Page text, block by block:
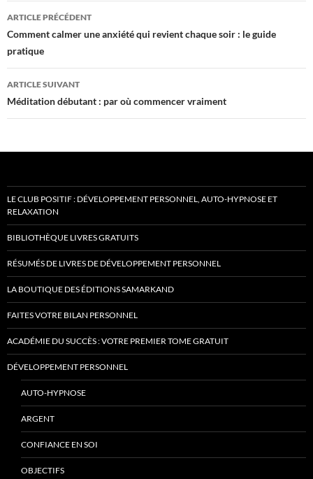
Navigation
des
articles
ARTICLE PRÉCÉDENT
Comment calmer une anxiété qui revient chaque soir : le guide
pratique
ARTICLE SUIVANT
Méditation débutant : par où commencer vraiment
LE CLUB POSITIF : DÉVELOPPEMENT PERSONNEL, AUTO-HYPNOSE ET
RELAXATION
BIBLIOTHÈQUE LIVRES GRATUITS
RÉSUMÉS DE LIVRES DE DÉVELOPPEMENT PERSONNEL
LA BOUTIQUE DES ÉDITIONS SAMARKAND
FAITES VOTRE BILAN PERSONNEL
ACADÉMIE DU SUCCÈS : VOTRE PREMIER TOME GRATUIT
DÉVELOPPEMENT PERSONNEL
AUTO-HYPNOSE
ARGENT
CONFIANCE EN SOI
OBJECTIFS